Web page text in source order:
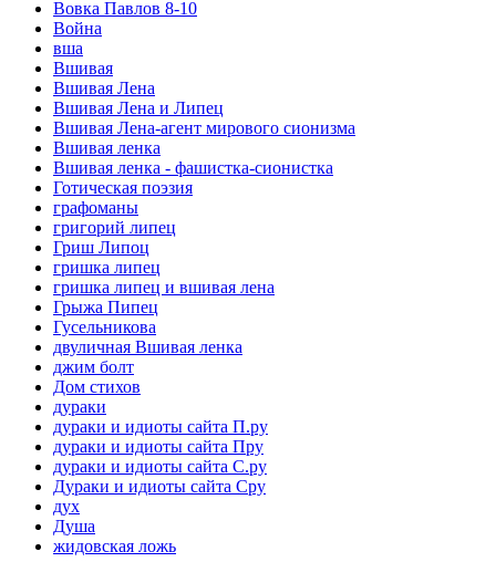
Вовка Павлов 8-10
Война
вша
Вшивая
Вшивая Лена
Вшивая Лена и Липец
Вшивая Лена-агент мирового сионизма
Вшивая ленка
Вшивая ленка - фашистка-сионистка
Готическая поэзия
графоманы
григорий липец
Гриш Липоц
гришка липец
гришка липец и вшивая лена
Грыжа Пипец
Гусельникова
двуличная Вшивая ленка
джим болт
Дом стихов
дураки
дураки и идиоты сайта П.ру
дураки и идиоты сайта Пру
дураки и идиоты сайта С.ру
Дураки и идиоты сайта Сру
дух
Душа
жидовская ложь